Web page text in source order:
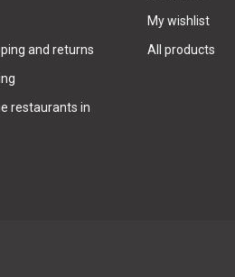
and returns
restaurants in
My wishlist
All products